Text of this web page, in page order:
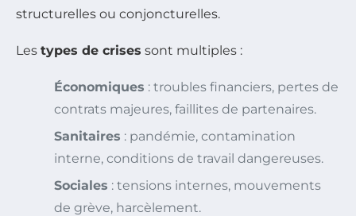
structurelles ou conjoncturelles.
Les types de crises sont multiples :
Économiques : troubles financiers, pertes de
contrats majeures, faillites de partenaires.
Sanitaires : pandémie, contamination
interne, conditions de travail dangereuses.
Sociales : tensions internes, mouvements
de grève, harcèlement.